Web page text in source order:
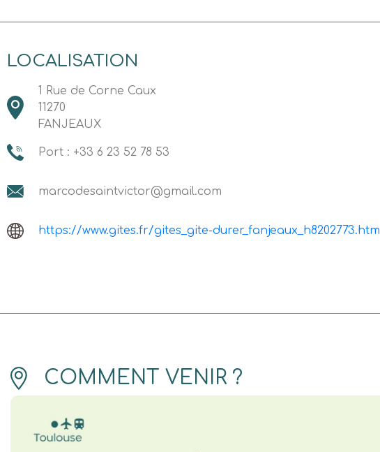
LOCALISATION
1 Rue de Corne Caux
11270
FANJEAUX
Port : +33 6 23 52 78 53
marcodesaintvictor@gmail.com
https://www.gites.fr/gites_gite-durer_fanjeaux_h8202773.htm
COMMENT VENIR ?